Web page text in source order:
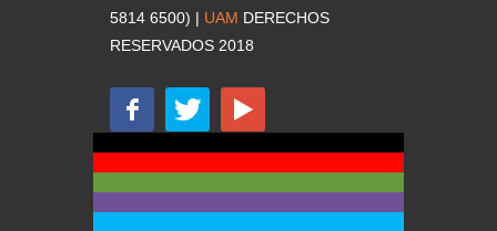
5814 6500) | UAM DERECHOS
RESERVADOS 2018